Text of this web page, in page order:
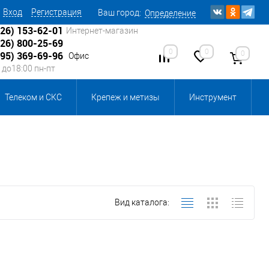
Вход Регистрация Ваш город: Определение
153-62-01 Интернет-магазин
800-25-69
369-69-96 Офис
до18:00 пн-пт
0 0 0
Телеком и СКС Крепеж и метизы Инструмент
и комплектующие, бытовая химия
смазки и промышленная химияВид каталога: